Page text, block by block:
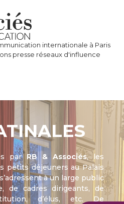
internationale à Paris
presse réseaux d'influence
par RB & Associés, les
petits déjeuners au Palais
à un large public
de cadres dirigeants, de
d’élus, etc. De